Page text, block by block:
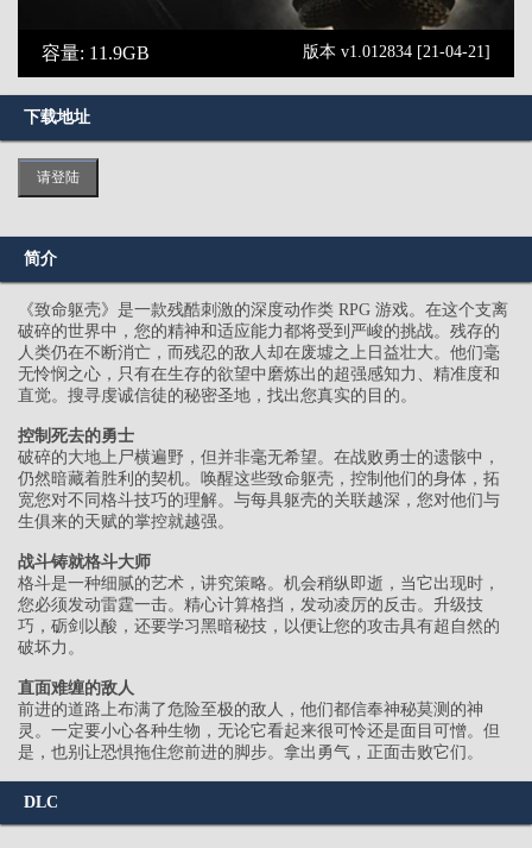
容量: 11.9GB 版本 v1.012834 [21-04-21]
下载地址
请登陆
简介
《致命躯壳》是一款残酷刺激的深度动作类 RPG 游戏。在这个支离
破碎的世界中，您的精神和适应能力都将受到严峻的挑战。残存的
人类仍在不断消亡，而残忍的敌人却在废墟之上日益壮大。他们毫
无怜悯之心，只有在生存的欲望中磨炼出的超强感知力、精准度和
直觉。搜寻虔诚信徒的秘密圣地，找出您真实的目的。
控制死去的勇士
破碎的大地上尸横遍野，但并非毫无希望。在战败勇士的遗骸中，
仍然暗藏着胜利的契机。唤醒这些致命躯壳，控制他们的身体，拓
宽您对不同格斗技巧的理解。与每具躯壳的关联越深，您对他们与
生俱来的天赋的掌控就越强。
战斗铸就格斗大师
格斗是一种细腻的艺术，讲究策略。机会稍纵即逝，当它出现时，
您必须发动雷霆一击。精心计算格挡，发动凌厉的反击。升级技
巧，砺剑以酸，还要学习黑暗秘技，以便让您的攻击具有超自然的
破坏力。
直面难缠的敌人
前进的道路上布满了危险至极的敌人，他们都信奉神秘莫测的神
灵。一定要小心各种生物，无论它看起来很可怜还是面目可憎。但
是，也别让恐惧拖住您前进的脚步。拿出勇气，正面击败它们。
DLC